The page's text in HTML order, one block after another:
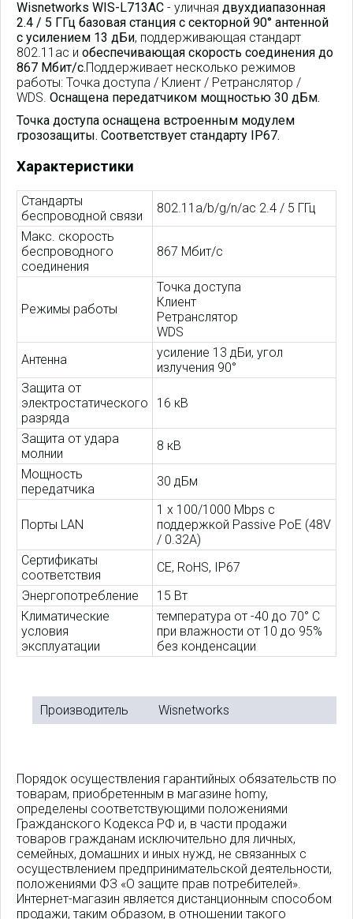
Wisnetworks WIS-L713AC - уличная двухдиапазонная
2.4 / 5 ГГц базовая станция с секторной 90° антенной
с усилением 13 дБи, поддерживающая стандарт
802.11ac и обеспечивающая скорость соединения до
867 Мбит/с.Поддерживает несколько режимов
работы: Точка доступа / Клиент / Ретранслятор /
WDS. Оснащена передатчиком мощностью 30 дБм.
Точка доступа оснащена встроенным модулем
грозозащиты. Соответствует стандарту IP67.
Характеристики
Стандарты
беспроводной связи
802.11a/b/g/n/ac 2.4 / 5 ГГц
Макс. скорость
беспроводного
соединения
867 Мбит/с
Режимы работы
Точка доступа
Клиент
Ретранслятор
WDS
Антенна
усиление 13 дБи, угол
излучения 90°
Защита от
электростатического
разряда
16 кВ
Защита от удара
молнии
8 кВ
Мощность
передатчика
30 дБм
Порты LAN
1 x 100/1000 Mbps с
поддержкой Passive PoE (48V
/ 0.32A)
Сертификаты
соответствия
CE, RoHS, IP67
Энергопотребление
15 Вт
Климатические
условия
эксплуатации
температура от -40 до 70° C
при влажности от 10 до 95%
без конденсации
Производитель Wisnetworks
Порядок осуществления гарантийных обязательств по
товарам, приобретенным в магазине homy,
определены соответствующими положениями
Гражданского Кодекса РФ и, в части продажи
товаров гражданам исключительно для личных,
семейных, домашних и иных нужд, не связанных с
осуществлением предпринимательской деятельности,
положениями ФЗ «О защите прав потребителей».
Интернет-магазин является дистанционным способом
продажи, таким образом, в отношении такого